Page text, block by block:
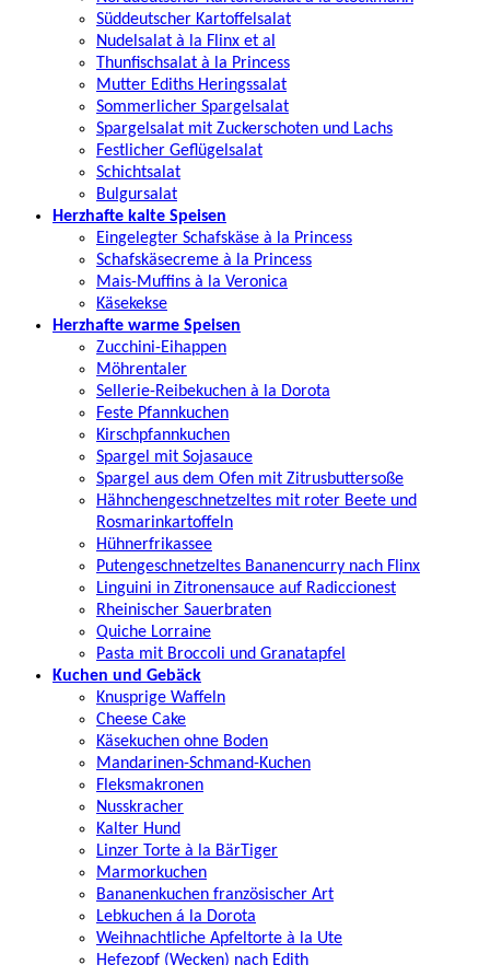
Süddeutscher Kartoffelsalat
Nudelsalat à la Flinx et al
Thunfischsalat à la Princess
Mutter Ediths Heringssalat
Sommerlicher Spargelsalat
Spargelsalat mit Zuckerschoten und Lachs
Festlicher Geflügelsalat
Schichtsalat
Bulgursalat
Herzhafte kalte Speisen
Eingelegter Schafskäse à la Princess
Schafskäsecreme à la Princess
Mais-Muffins à la Veronica
Käsekekse
Herzhafte warme Speisen
Zucchini-Eihappen
Möhrentaler
Sellerie-Reibekuchen à la Dorota
Feste Pfannkuchen
Kirschpfannkuchen
Spargel mit Sojasauce
Spargel aus dem Ofen mit Zitrusbuttersoße
Hähnchengeschnetzeltes mit roter Beete und
Rosmarinkartoffeln
Hühnerfrikassee
Putengeschnetzeltes Bananencurry nach Flinx
Linguini in Zitronensauce auf Radiccionest
Rheinischer Sauerbraten
Quiche Lorraine
Pasta mit Broccoli und Granatapfel
Kuchen und Gebäck
Knusprige Waffeln
Cheese Cake
Käsekuchen ohne Boden
Mandarinen-Schmand-Kuchen
Fleksmakronen
Nusskracher
Kalter Hund
Linzer Torte à la BärTiger
Marmorkuchen
Bananenkuchen französischer Art
Lebkuchen á la Dorota
Weihnachtliche Apfeltorte à la Ute
Hefezopf (Wecken) nach Edith